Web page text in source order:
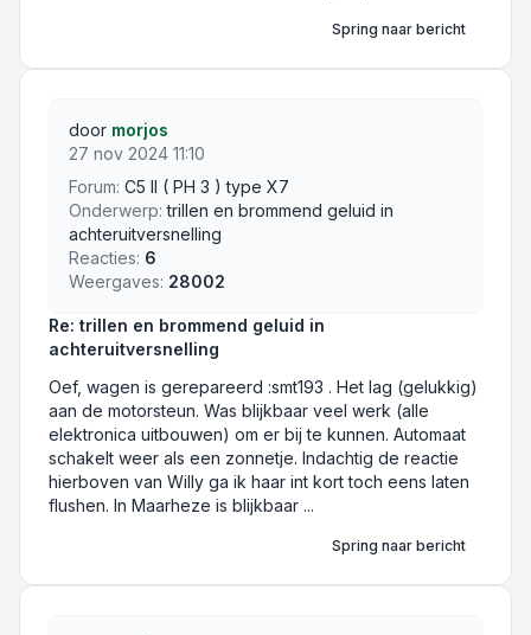
Spring naar bericht
Re: trillen en brommend geluid in
achteruitversnelling
Oef, wagen is gerepareerd :smt193 . Het lag (gelukkig)
aan de motorsteun. Was blijkbaar veel werk (alle
elektronica uitbouwen) om er bij te kunnen. Automaat
schakelt weer als een zonnetje. Indachtig de reactie
hierboven van Willy ga ik haar int kort toch eens laten
flushen. In Maarheze is blijkbaar ...
door morjos
27 nov 2024 11:10
Forum: C5 II ( PH 3 ) type X7
Onderwerp: trillen en brommend geluid in
achteruitversnelling
Reacties: 6
Weergaves: 28002
Spring naar bericht